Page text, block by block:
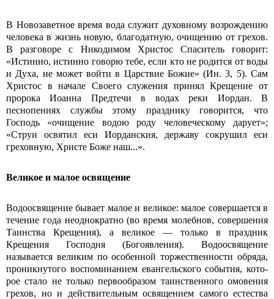
В Новозаветное время вода служит духовному возрождению
человека в жизнь новую, благодатную, очищению от грехов.
В разговоре с Никодимом Христос Спаситель говорит:
«Истинно, истинно говорю тебе, если кто не родится от воды
и Духа, не может войти в Царствие Божие» (Ин. 3, 5). Сам
Христос в начале Своего служения принял Крещение от
пророка Иоанна Предтечи в водах реки Иордан. В
песнопениях службы этому празднику говорится, что
Господь «очищение водою роду человеческому дарует»;
«Струи освятил еси Иорданския, державу сокрушил еси
греховную, Христе Боже наш...».
Великое и малое освящение
Водоосвящение бывает малое и вели­кое: малое совершается в
течение года неоднократно (во время молебнов, совершения
Таинства Крещения), а великое — только в праздник
Крещения Господня (Богоявления). Водоосвя­щение
называется великим по особенной торжественности обряда,
проникнутого воспоминанием евангельского события, кото­
рое стало не только первообразом таин­ственного омовения
грехов, но и действи­тельным освящением самого естества